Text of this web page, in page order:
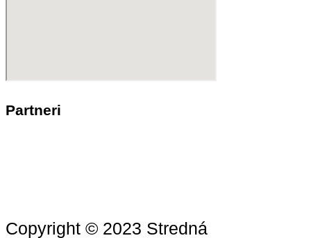
Partneri
Copyright © 2023 Stredná